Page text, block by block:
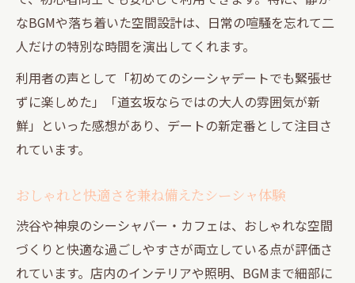
なBGMや落ち着いた空間設計は、日常の喧騒を忘れて二
人だけの特別な時間を演出してくれます。
利用者の声として「初めてのシーシャデートでも緊張せ
ずに楽しめた」「道玄坂ならではの大人の雰囲気が新
鮮」といった感想があり、デートの新定番として注目さ
れています。
おしゃれと快適さを兼ね備えたシーシャ体験
渋谷や神泉のシーシャバー・カフェは、おしゃれな空間
づくりと快適な過ごしやすさが両立している点が評価さ
れています。店内のインテリアや照明、BGMまで細部に